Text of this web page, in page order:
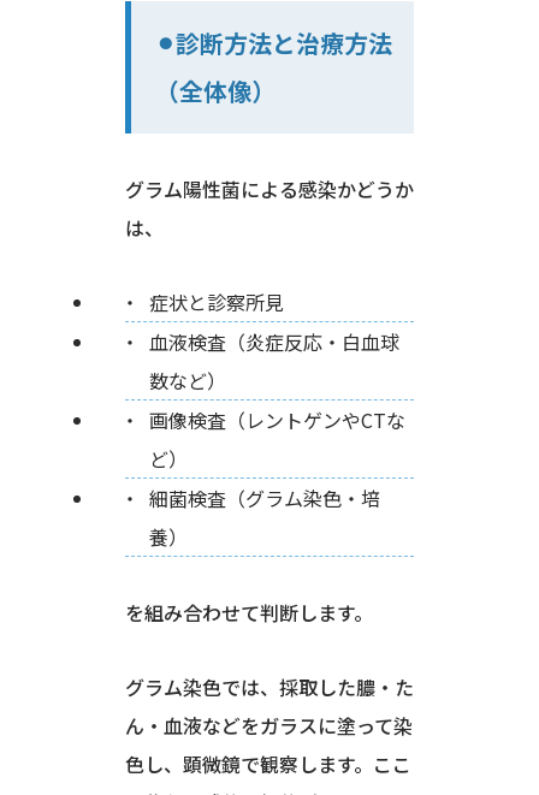
⚫︎診断方法と治療方法
（全体像）
グラム陽性菌による感染かどうか
は、
症状と診察所見
血液検査（炎症反応・白血球
数など）
画像検査（レントゲンやCTな
ど）
細菌検査（グラム染色・培
養）
を組み合わせて判断します。
グラム染色では、採取した膿・た
ん・血液などをガラスに塗って染
色し、顕微鏡で観察します。ここ